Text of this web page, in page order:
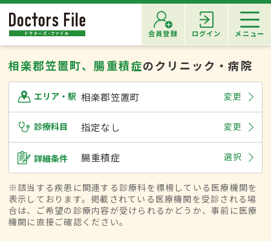
会員登録 ログイン メニュー
相楽郡笠置町、腸重積症のクリニック・病院
エリア・駅 相楽郡笠置町 変更
診療科目 指定なし 変更
詳細条件 腸重積症 選択
※該当する疾患に関連する診療科を標榜している医療機関を
表示しております。掲載されている医療機関を受診される場
合は、ご希望の診療内容が受けられるかどうか、事前に医療
機関に直接ご確認ください。